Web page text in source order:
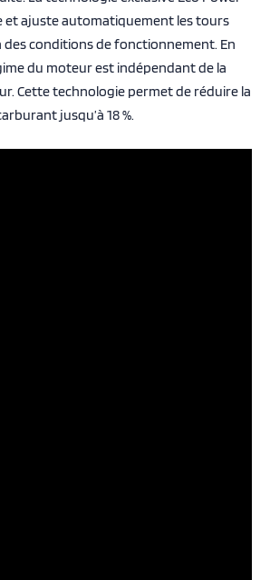
et ajuste automatiquement les tours
conditions de fonctionnement. En
du moteur est indépendant de la
Cette technologie permet de réduire la
jusqu’à 18 %.